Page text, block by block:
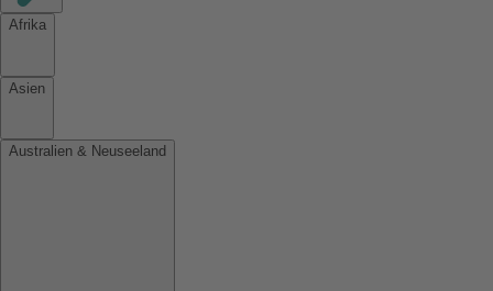
Afrika
Asien
Australien & Neuseeland